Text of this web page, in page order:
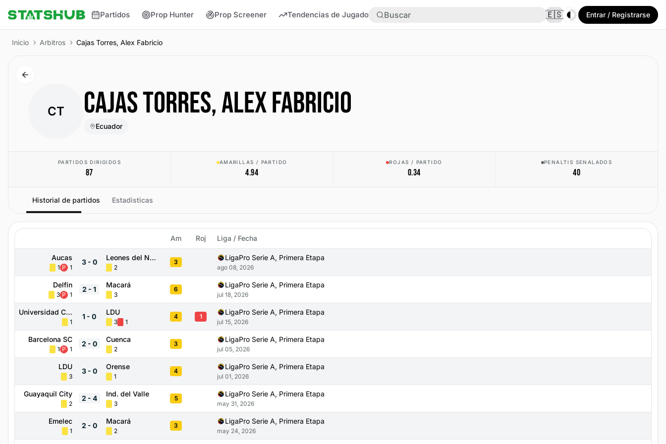
Partidos Prop Hunter Prop Screener Tendencias de Jugadores Más 🇪🇸 Toggle theme
Entrar / Registrarse
Inicio Arbitros Cajas Torres, Alex Fabricio
CT CAJAS TORRES, ALEX FABRICIO
Ecuador
PARTIDOS DIRIGIDOS
87
AMARILLAS / PARTIDO
4.94
ROJAS / PARTIDO
0.34
PENALTIS SENALADOS
40
Historial de partidos Estadisticas
Am Roj Liga / Fecha
Aucas
1 P 1
3- 0
Leones del Norte
2
3
LigaPro Serie A, Primera Etapa
ago 08, 2026
Delfín
3 P 1
2 - 1
Macará
3
6
LigaPro Serie A, Primera Etapa
jul 18, 2026
Universidad Católica
1
1 - 0
LDU
3 1
4 1
LigaPro Serie A, Primera Etapa
jul 15, 2026
Barcelona SC
1 P 1
2 - 0
Cuenca
2
3
LigaPro Serie A, Primera Etapa
jul 05, 2026
LDU
3
3- 0
Orense
1
4
LigaPro Serie A, Primera Etapa
jul 01, 2026
Guayaquil City
2
2 - 4
Ind. del Valle
3
5
LigaPro Serie A, Primera Etapa
may 31, 2026
Emelec
1
2 - 0
Macará
2
3
LigaPro Serie A, Primera Etapa
may 24, 2026